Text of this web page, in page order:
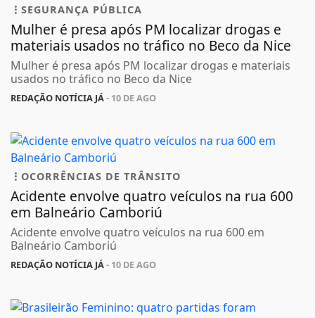
SEGURANÇA PÚBLICA
Mulher é presa após PM localizar drogas e
materiais usados no tráfico no Beco da Nice
Mulher é presa após PM localizar drogas e materiais
usados no tráfico no Beco da Nice
REDAÇÃO NOTÍCIA JÁ- 10 DE AGO
OCORRÊNCIAS DE TRÂNSITO
Acidente envolve quatro veículos na rua 600
em Balneário Camboriú
Acidente envolve quatro veículos na rua 600 em
Balneário Camboriú
REDAÇÃO NOTÍCIA JÁ- 10 DE AGO